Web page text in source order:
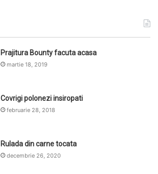
Prajitura Bounty facuta acasa
martie 18, 2019
Covrigi polonezi insiropati
februarie 28, 2018
Rulada din carne tocata
decembrie 26, 2020